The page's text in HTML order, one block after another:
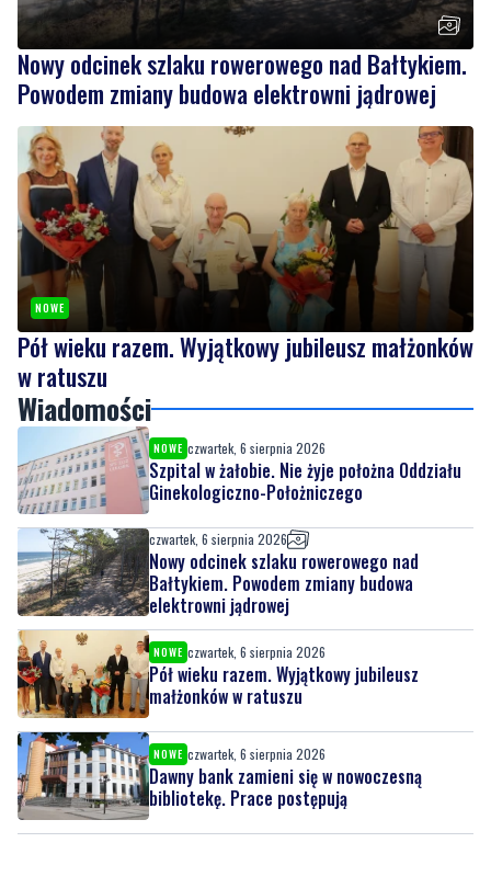
Nowy odcinek szlaku rowerowego nad Bałtykiem.
Powodem zmiany budowa elektrowni jądrowej
NOWE
Pół wieku razem. Wyjątkowy jubileusz małżonków
w ratuszu
Wiadomości
NOWE czwartek, 6 sierpnia 2026
Szpital w żałobie. Nie żyje położna Oddziału
Ginekologiczno-Położniczego
czwartek, 6 sierpnia 2026
Nowy odcinek szlaku rowerowego nad
Bałtykiem. Powodem zmiany budowa
elektrowni jądrowej
NOWE czwartek, 6 sierpnia 2026
Pół wieku razem. Wyjątkowy jubileusz
małżonków w ratuszu
NOWE czwartek, 6 sierpnia 2026
Dawny bank zamieni się w nowoczesną
bibliotekę. Prace postępują